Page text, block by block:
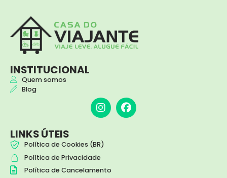
INSTITUCIONAL
Quem somos
Blog
I
n
s
a
g
r
a
F
a
c
LINKS ÚTEIS
Política de Cookies (BR)
Política de Privacidade
Política de Cancelamento